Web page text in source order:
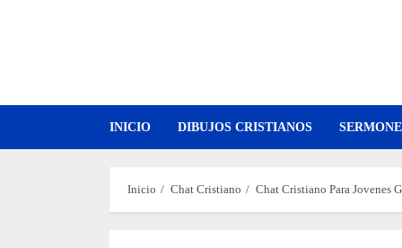
INICIO DIBUJOS CRISTIANOS
Inicio Chat Cristiano Chat Cristiano Para Jovenes